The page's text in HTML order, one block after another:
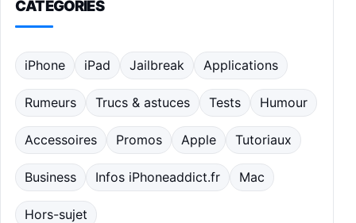
CATÉGORIES
iPhone iPad Jailbreak Applications
Rumeurs Trucs & astuces Tests Humour
Accessoires Promos Apple Tutoriaux
Business Infos iPhoneaddict.fr Mac
Hors-sujet